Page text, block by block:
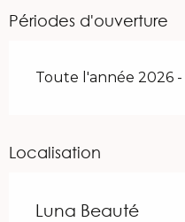
Périodes d'ouverture
Toute l'année 2026
Localisation
Luna Beauté